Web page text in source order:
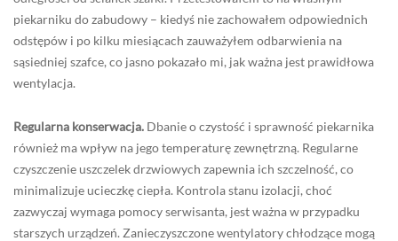
piekarniku do zabudowy – kiedyś nie zachowałem odpowiednich
odstępów i po kilku miesiącach zauważyłem odbarwienia na
sąsiedniej szafce, co jasno pokazało mi, jak ważna jest prawidłowa
wentylacja.
Regularna konserwacja. Dbanie o czystość i sprawność piekarnika
również ma wpływ na jego temperaturę zewnętrzną. Regularne
czyszczenie uszczelek drzwiowych zapewnia ich szczelność, co
minimalizuje ucieczkę ciepła. Kontrola stanu izolacji, choć
zazwyczaj wymaga pomocy serwisanta, jest ważna w przypadku
starszych urządzeń. Zanieczyszczone wentylatory chłodzące mogą